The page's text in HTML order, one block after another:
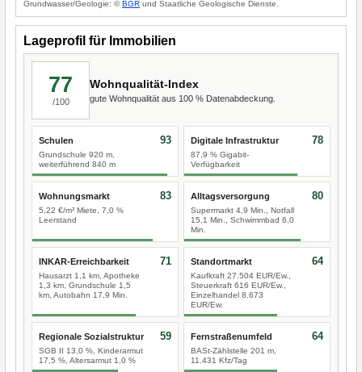
Grundwasser/Geologie: ©BGR und Staatliche Geologische Dienste.
Lageprofil für Immobilien
77
/100
Wohnqualität-Index
gute Wohnqualität aus 100 % Datenabdeckung.
Schulen
Grundschule 920 m,
weiterführend 840 m
93 Digitale Infrastruktur
87,9 % Gigabit-
Verfügbarkeit
78
Wohnungsmarkt
5,22 €/m² Miete, 7,0 %
Leerstand
83 Alltagsversorgung
Supermarkt 4,9 Min., Notfall
15,1 Min., Schwimmbad 6,0
Min.
80
INKAR-Erreichbarkeit
Hausarzt 1,1 km, Apotheke
1,3 km, Grundschule 1,5
km, Autobahn 17,9 Min.
71 Standortmarkt
Kaufkraft 27.504 EUR/Ew.,
Steuerkraft 616 EUR/Ew.,
Einzelhandel 8.673
EUR/Ew.
64
Regionale Sozialstruktur
SGB II 13,0 %, Kinderarmut
17,5 %, Altersarmut 1,0 %
59 Fernstraßenumfeld
BASt-Zählstelle 201 m,
11.431 Kfz/Tag
64